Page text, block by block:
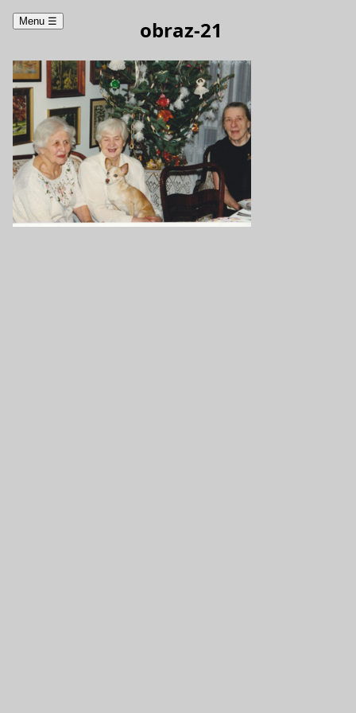
Menu ☰ obraz-21